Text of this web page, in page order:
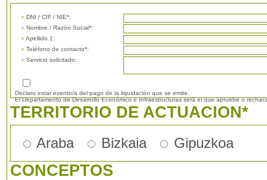
» DNI / CIF / NIE*:
» Nombre / Razón Social*:
» Apellido 1:
» Teléfono de contacto*:
» Servicio solicitado:
Declaro estar exento/a del pago de la liquidación que se emite.
El Departamento de Desarrollo Económico e Infraestructuras será el que apruebe o
TERRITORIO DE ACTUACION*
Araba Bizkaia Gipuzkoa
CONCEPTOS